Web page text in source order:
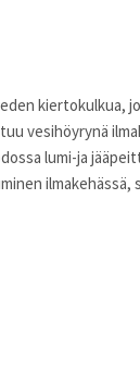
kiertokulkua,
vesihöyrynä
lumi-ja
ilmakehässä,